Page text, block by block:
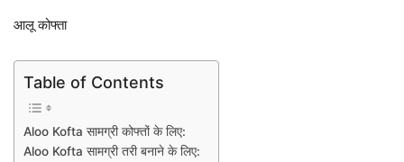
आलू कोफ्ता
Table of Contents
Aloo Kofta सामग्री कोफ्तों के लिए:
Aloo Kofta सामग्री तरी बनाने के लिए: